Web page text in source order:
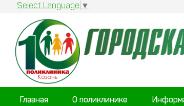
Select Language ▼
Главная О поликлинике